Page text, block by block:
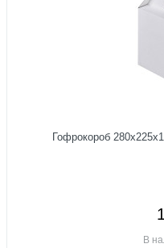
Гофрокороб
В